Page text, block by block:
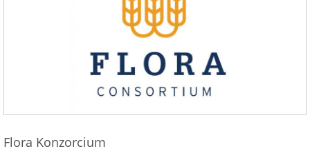
Flora Konzorcium